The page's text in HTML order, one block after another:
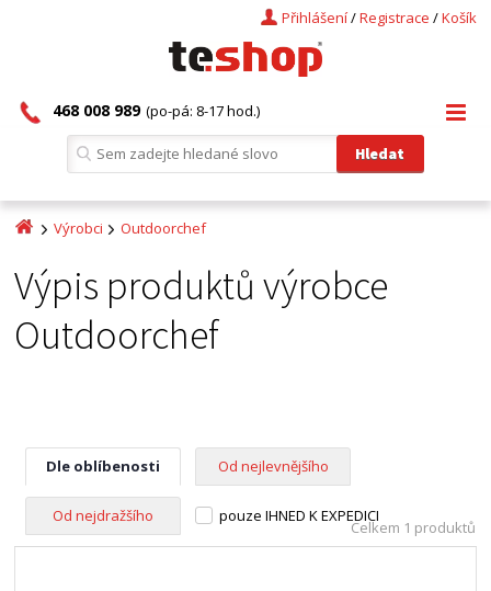
Košík
/
Registrace
/
Přihlášení
468 008 989 (po-pá: 8-17 hod.)
Výrobci Outdoorchef
Výpis produktů výrobce
Outdoorchef
Dle oblíbenosti Od nejlevnějšího
Od nejdražšího pouze IHNED K EXPEDICI
Celkem 1 produktů